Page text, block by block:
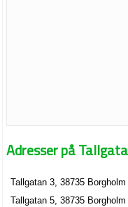
Adresser på
Tallgatan 3, 38735 Borgholm
Tallgatan 5, 38735 Borgholm